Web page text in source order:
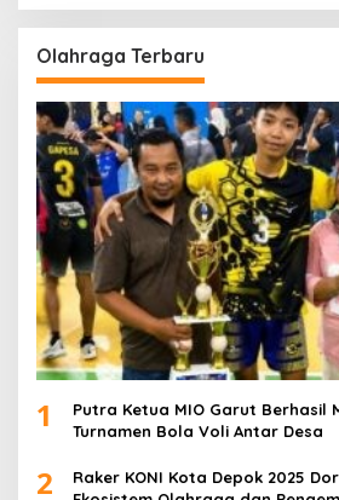
Olahraga Terbaru
1
Putra Ketua MIO Garut Berhasil
Turnamen Bola Voli Antar Desa
2
Raker KONI Kota Depok 2025